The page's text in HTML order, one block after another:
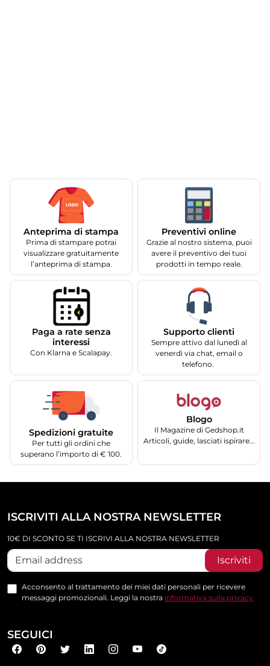
Anteprima di stampa
Prima di stampare potrai
visualizzare gratuitamente
l’anteprima di stampa.
Preventivi online
Grazie al nostro sistema, puoi
avere il preventivo dei tuoi
prodotti in tempo reale.
Paga a rate senza
interessi
Con Klarna e Scalapay.
Supporto clienti
Sempre attivo dal lunedì al
venerdì via chat, email o
telefono.
Spedizioni gratuite
Per tutti gli ordini che
superano l’importo di € 100.
Blogo
Il Magazine di Gedshop.it
Articoli, guide, lasciati ispirare...
ISCRIVITI ALLA NOSTRA NEWSLETTER
10€ DI SCONTO SE TI ISCRIVI ALLA NOSTRA NEWSLETTER
Iscriviti
Acconsento al trattamento dei miei dati personali per ricevere
messaggi promozionali. Leggi la nostra informativa sulla privacy
SEGUICI